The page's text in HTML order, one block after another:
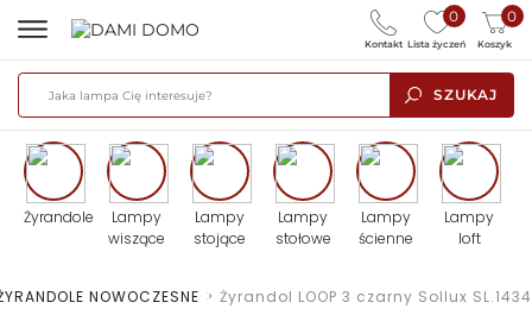
SZUKAJ
0
Lista życzeń
0
Koszyk
Kontakt
Żyrandole
Lampy
wiszące
Lampy
stojące
Lampy
stołowe
Lampy
ścienne
Lampy
loft
NOWOCZESNE > Żyrandol LOOP 3 czarny Sollux SL.1434